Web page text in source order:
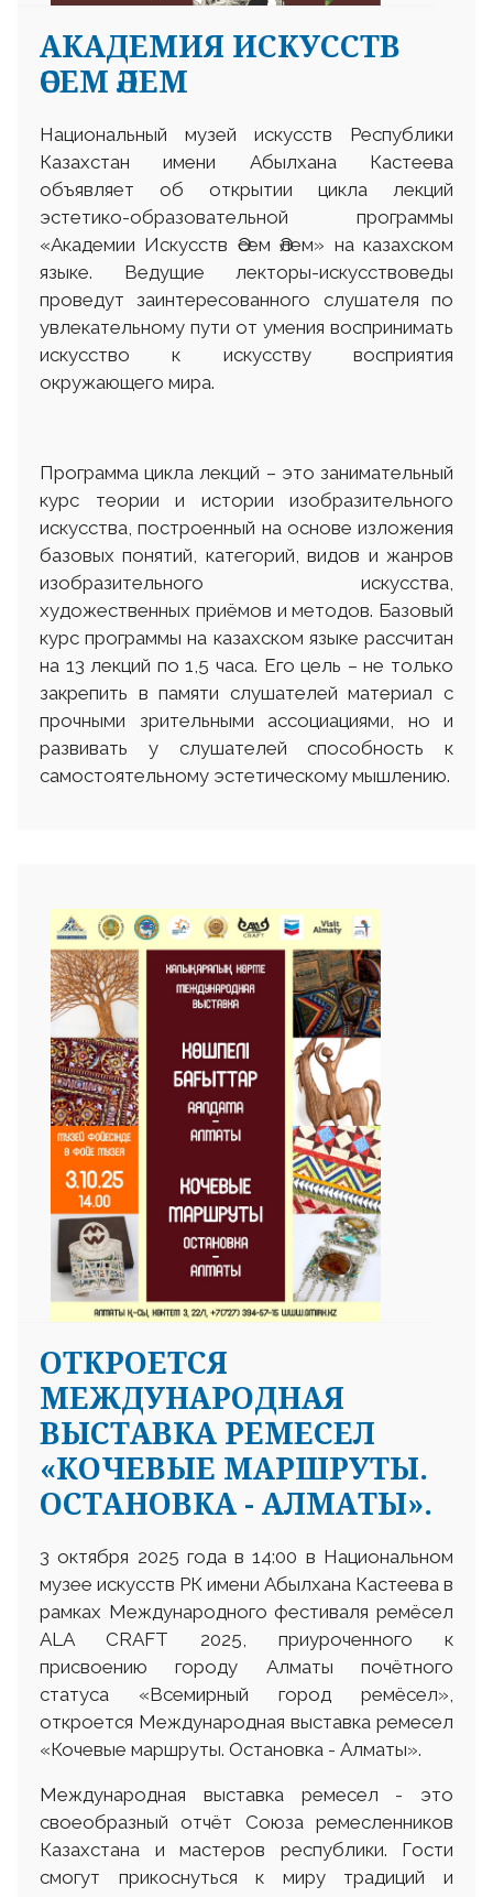
АКАДЕМИЯ ИСКУССТВ
ӘСЕМ ӘЛЕМ
Национальный музей искусств Республики
Казахстан имени Абылхана Кастеева
объявляет об открытии цикла лекций
эстетико-образовательной программы
«Академии Искусств Әсем Әлем» на казахском
языке. Ведущие лекторы-искусствоведы
проведут заинтересованного слушателя по
увлекательному пути от умения воспринимать
искусство к искусству восприятия
окружающего мира.
Программа цикла лекций – это занимательный
курс теории и истории изобразительного
искусства, построенный на основе изложения
базовых понятий, категорий, видов и жанров
изобразительного искусства,
художественных приёмов и методов. Базовый
курс программы на казахском языке рассчитан
на 13 лекций по 1,5 часа. Его цель – не только
закрепить в памяти слушателей материал с
прочными зрительными ассоциациями, но и
развивать у слушателей способность к
самостоятельному эстетическому мышлению.
ОТКРОЕТСЯ
МЕЖДУНАРОДНАЯ
ВЫСТАВКА РЕМЕСЕЛ
«КОЧЕВЫЕ МАРШРУТЫ.
ОСТАНОВКА - АЛМАТЫ».
3 октября 2025 года в 14:00 в Национальном
музее искусств РК имени Абылхана Кастеева в
рамках Международного фестиваля ремёсел
ALA CRAFT 2025, приуроченного к
присвоению городу Алматы почётного
статуса «Всемирный город ремёсел»,
откроется Международная выставка ремесел
«Кочевые маршруты. Остановка - Алматы».
Международная выставка ремесел - это
своеобразный отчёт Союза ремесленников
Казахстана и мастеров республики. Гости
смогут прикоснуться к миру традиций и